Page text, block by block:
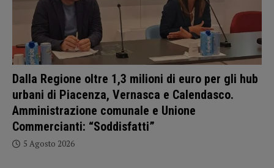
Dalla Regione oltre 1,3 milioni di euro per gli hub
urbani di Piacenza, Vernasca e Calendasco.
Amministrazione comunale e Unione
Commercianti: “Soddisfatti”
5 Agosto 2026